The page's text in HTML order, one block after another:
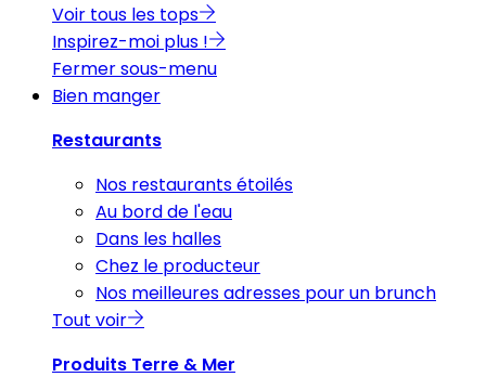
Voir tous les tops
Inspirez-moi plus !
Fermer sous-menu
Bien manger
Restaurants
Nos restaurants étoilés
Au bord de l'eau
Dans les halles
Chez le producteur
Nos meilleures adresses pour un brunch
Tout voir
Produits Terre & Mer